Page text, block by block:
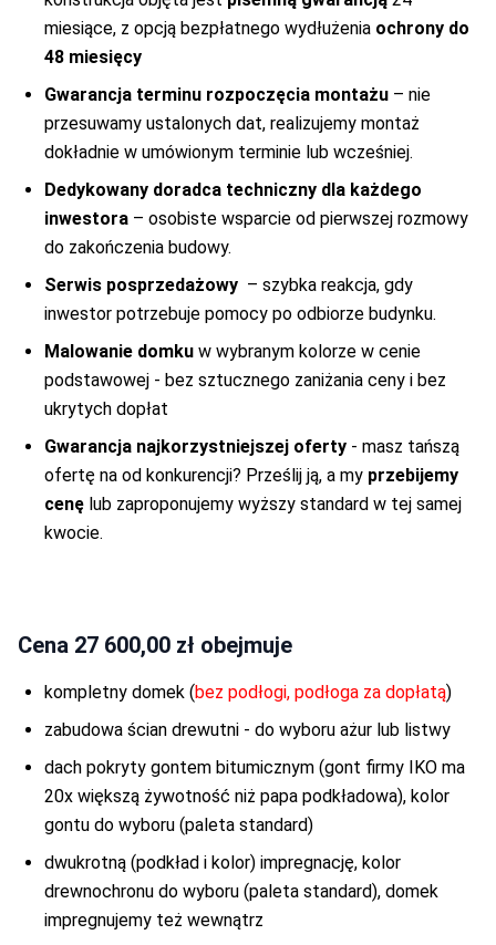
FUNDAMENTOWYCH NIE JEST ZAWARTE W CENIE
PODŁOGI
miesiące, z opcją bezpłatnego wydłużenia ochrony do
48 miesięcy
Gwarancja terminu rozpoczęcia montażu – nie
przesuwamy ustalonych dat, realizujemy montaż
dokładnie w umówionym terminie lub wcześniej.
Dedykowany doradca techniczny dla każdego
inwestora – osobiste wsparcie od pierwszej rozmowy
do zakończenia budowy.
Serwis posprzedażowy – szybka reakcja, gdy
inwestor potrzebuje pomocy po odbiorze budynku.
Malowanie domku w wybranym kolorze w cenie
podstawowej - bez sztucznego zaniżania ceny i bez
ukrytych dopłat
Gwarancja najkorzystniejszej oferty - masz tańszą
ofertę na od konkurencji? Prześlij ją, a my przebijemy
cenę lub zaproponujemy wyższy standard w tej samej
kwocie.
Cena 27 600,00 zł obejmuje
kompletny domek (bez podłogi, podłoga za dopłatą)
zabudowa ścian drewutni - do wyboru ażur lub listwy
dach pokryty gontem bitumicznym (gont firmy IKO ma
20x większą żywotność niż papa podkładowa), kolor
gontu do wyboru (paleta standard)
dwukrotną (podkład i kolor) impregnację, kolor
drewnochronu do wyboru (paleta standard), domek
impregnujemy też wewnątrz